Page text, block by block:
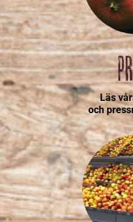
Läs
och